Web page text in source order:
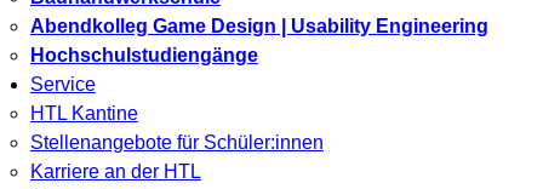
Abendkolleg Game Design | Usability Engineering
Hochschulstudiengänge
Service
HTL Kantine
Stellenangebote für Schüler:innen
Karriere an der HTL